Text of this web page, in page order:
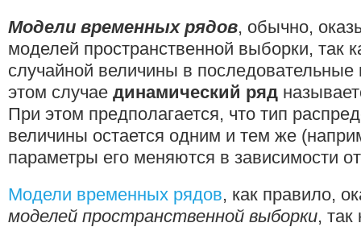
Модели временных рядов, обычно,
моделей пространственной выборки, так
случайной величины в
этом случае динамический ряд
При этом предполагается, что тип
величины остается одним и тем же
параметры его меняются в зависимости
Модели временных рядов, как правило,
моделей пространственной выборки,